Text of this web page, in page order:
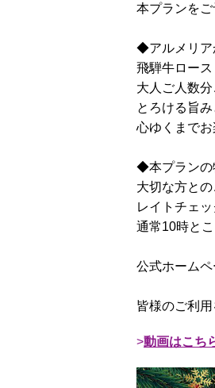
本プランをご
◆アルメリア
飛騨牛ロー
大人ご人数分
とろける旨み
心ゆくまで
◆本プランの
大切な方と
レイトチェ
通常10時と
公式ホーム
皆様のご利
動画はこち